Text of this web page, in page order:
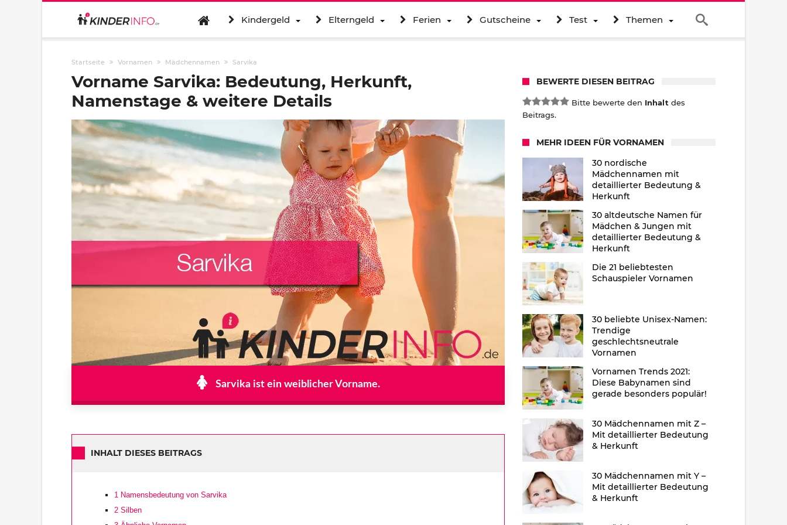
Kindergeld Elterngeld Ferien Gutscheine Test Themen
Startseite Vornamen Mädchennamen Sarvika
Vorname Sarvika: Bedeutung, Herkunft,
Namenstage & weitere Details
Sarvika ist ein weiblicher Vorname.
INHALT DIESES BEITRAGS
1 Namensbedeutung von Sarvika
2 Silben
BEWERTE DIESEN BEITRAG
Bitte bewerte den Inhalt des
Beitrags.
MEHR IDEEN FÜR VORNAMEN
30 nordische
Mädchennamen mit
detaillierter Bedeutung &
Herkunft
30 altdeutsche Namen für
Mädchen & Jungen mit
detaillierter Bedeutung &
Herkunft
Die 21 beliebtesten
Schauspieler Vornamen
30 beliebte Unisex-Namen:
Trendige
geschlechtsneutrale
Vornamen
Vornamen Trends 2021:
Diese Babynamen sind
gerade besonders populär!
30 Mädchennamen mit Z –
Mit detaillierter Bedeutung
& Herkunft
30 Mädchennamen mit Y –
Mit detaillierter Bedeutung
& Herkunft